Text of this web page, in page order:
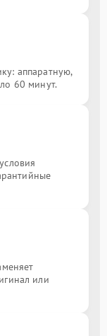
аппаратную,
60 минут.
или